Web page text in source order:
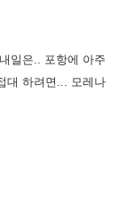
일은.. 포항에 아주
대 하려면... 모레나